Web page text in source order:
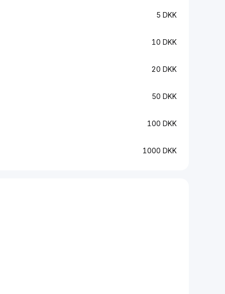
5 DKK
10 DKK
20 DKK
50 DKK
100 DKK
1000 DKK